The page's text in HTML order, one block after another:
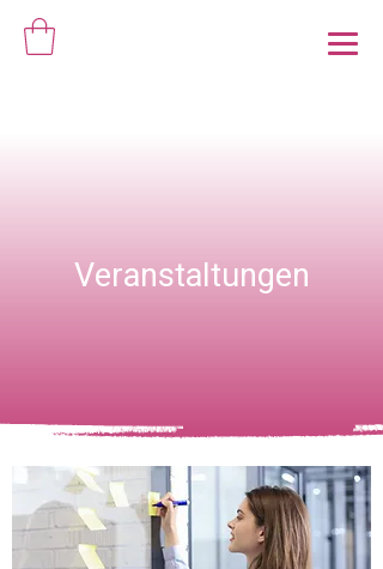
Veranstaltungen